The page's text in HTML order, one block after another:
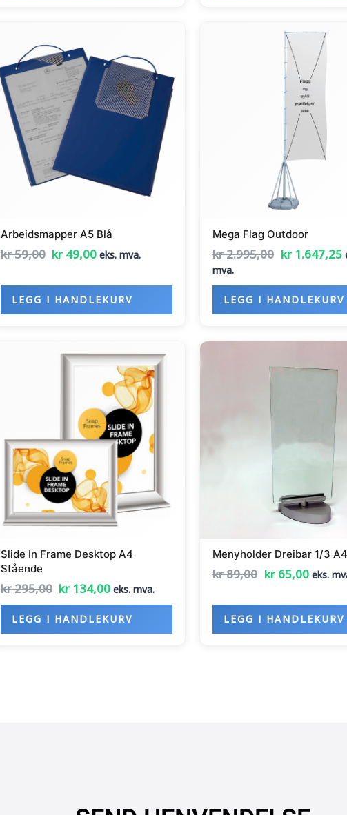
Arbeidsmapper A5 Blå
kr59,00
pris
var:
kr 59,00.
kr 49,00
er:
kr 49,00.
eks. mva.
LEGG I HANDLEKURV
Mega Flag Outdoor
kr2.995,00
Opprinnelig
pris
var:
kr 2.995,00.
kr1.647,25
mva.
LEGG I HANDLEKURV
Slide In Frame Desktop A4
Stående
kr295,00
pris
kr 295,00.
kr 134,00
pris
er:
kr 134,00.
eks. mva.
LEGG I HANDLEKURV
Menyholder Dreibar 1/3 A4
kr89,00
pris
var:
kr 89,00.
kr65,00
kr
eks.
LEGG I HANDLEKURV